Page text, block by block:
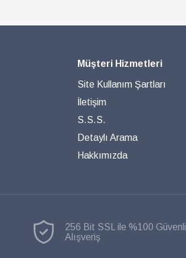
Müşteri Hizmetleri
Site Kullanım Şartları
İletişim
S.S.S.
Detaylı Arama
Hakkımızda
256 Bit SSL ile %100 Güvenli
Alışveriş